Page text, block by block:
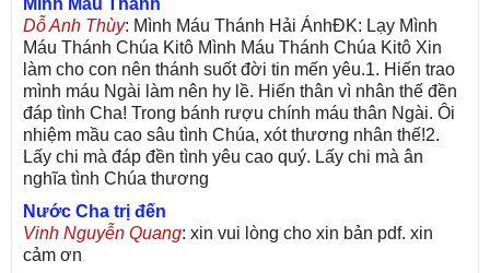
Mình Máu Thánh
Dỗ Anh Thùy: Mình Máu Thánh Hải ÁnhĐK: Lạy Mình
Máu Thánh Chúa Kitô Mình Máu Thánh Chúa Kitô Xin
làm cho con nên thánh suốt đời tin mến yêu.1. Hiến trao
mình máu Ngài làm nên hy lề. Hiến thân vì nhân thế đền
đáp tình Cha! Trong bánh rượu chính máu thân Ngài. Ôi
nhiệm mầu cao sâu tình Chúa, xót thương nhân thế!2.
Lấy chi mà đáp đền tình yêu cao quý. Lấy chi mà ân
nghĩa tình Chúa thương
Nước Cha trị đến
Vinh Nguyễn Quang: xin vui lòng cho xin bản pdf. xin
cảm ơn